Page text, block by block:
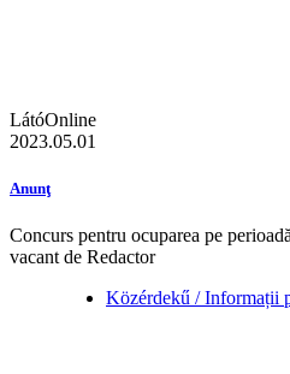
LátóOnline
2023.05.01
Anunţ
Concurs pentru ocuparea pe
vacant de Redactor
Közérdekű / Informații